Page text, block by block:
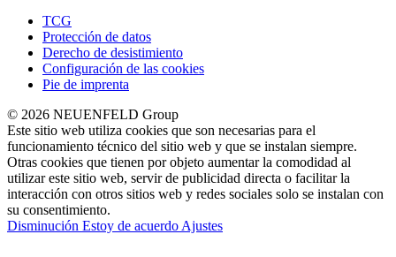
TCG
Protección de datos
Derecho de desistimiento
Configuración de las cookies
Pie de imprenta
© 2026 NEUENFELD Group
Este sitio web utiliza cookies que son necesarias para el
funcionamiento técnico del sitio web y que se instalan siempre.
Otras cookies que tienen por objeto aumentar la comodidad al
utilizar este sitio web, servir de publicidad directa o facilitar la
interacción con otros sitios web y redes sociales solo se instalan con
su consentimiento.
Disminución Estoy de acuerdo Ajustes